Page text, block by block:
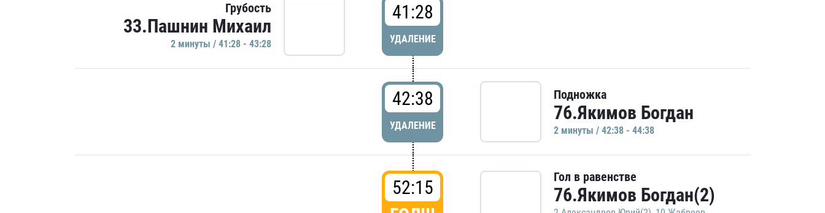
Грубость
33.Пашнин Михаил
2 минуты / 41:28 - 43:28
41:28
УДАЛЕНИЕ
42:38
УДАЛЕНИЕ
Подножка
76.Якимов Богдан
2 минуты / 42:38 - 44:38
52:15
Гол в равенстве
76.Якимов Богдан(2)